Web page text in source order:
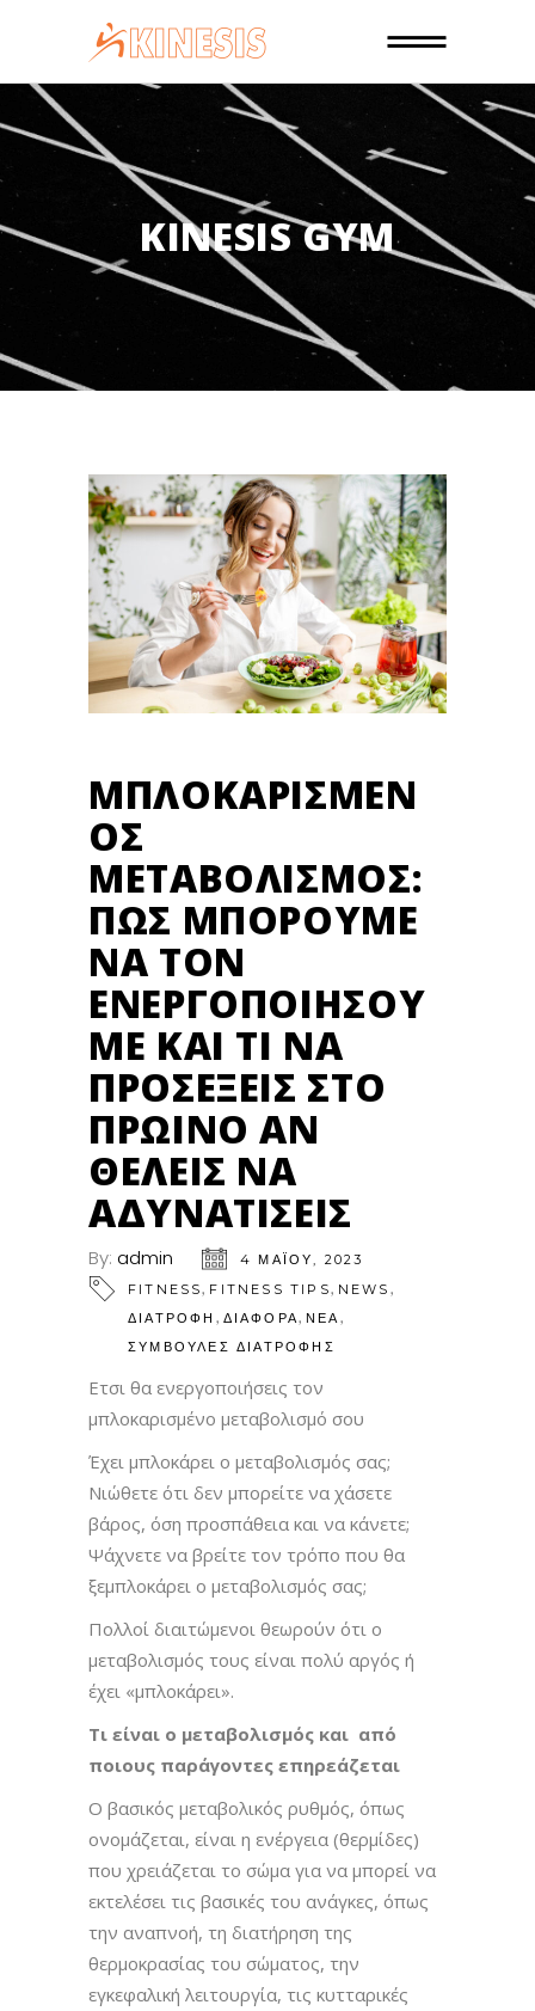
KINESIS GYM
ΜΠΛΟΚΑΡΙΣΜΈΝ
ΟΣ
ΜΕΤΑΒΟΛΙΣΜΌΣ:
ΠΩΣ ΜΠΟΡΟΎΜΕ
ΝΑ ΤΟΝ
ΕΝΕΡΓΟΠΟΙΉΣΟΥ
ΜΕ ΚΑΙ ΤΙ ΝΑ
ΠΡΟΣΈΞΕΙΣ ΣΤΟ
ΠΡΩΙΝΌ ΑΝ
ΘΈΛΕΙΣ ΝΑ
ΑΔΥΝΑΤΊΣΕΙΣ
By: admin
4 ΜΑΪ́ΟΥ, 2023
FITNESS, FITNESS TIPS, NEWS ,
ΔΙΑΤΡΟΦΗ , ΔΙΑΦΟΡΑ,ΝΕΑ ,
ΣΥΜΒΟΥΛΕΣ ΔΙΑΤΡΟΦΗΣ
Ετσι θα ενεργοποιήσεις τον
μπλοκαρισμένο μεταβολισμό σου
Έχει μπλοκάρει ο μεταβολισμός σας;
Νιώθετε ότι δεν μπορείτε να χάσετε
βάρος, όση προσπάθεια και να κάνετε;
Ψάχνετε να βρείτε τον τρόπο που θα
ξεμπλοκάρει ο μεταβολισμός σας;
Πολλοί διαιτώμενοι θεωρούν ότι ο
μεταβολισμός τους είναι πολύ αργός ή
έχει «μπλοκάρει».
Τι είναι ο μεταβολισμός και από
ποιους παράγοντες επηρεάζεται
Ο βασικός μεταβολικός ρυθμός, όπως
ονομάζεται, είναι η ενέργεια (θερμίδες)
που χρειάζεται το σώμα για να μπορεί να
εκτελέσει τις βασικές του ανάγκες, όπως
την αναπνοή, τη διατήρηση της
θερμοκρασίας του σώματος, την
εγκεφαλική λειτουργία, τις κυτταρικές